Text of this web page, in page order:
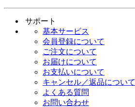
サポート
基本サービス
会員登録について
ご注文について
お届けについて
お支払いについて
キャンセル／返品について
よくある質問
お問い合わせ